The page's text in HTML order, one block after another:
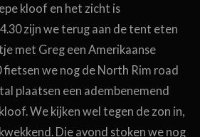
kloof en het zicht is
zijn we terug aan de tent eten
met Greg een Amerikaanse
fietsen we nog de North Rim road
plaatsen een adembenemend
We kijken wel tegen de zon in,
Die avond stoken we nog